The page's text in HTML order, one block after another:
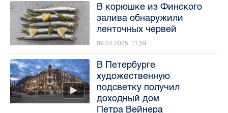
В корюшке из Финского
залива обнаружили
ленточных червей
09.04.2025, 11:59
В Петербурге
художественную
подсветку получил
доходный дом
Петра Вейнера